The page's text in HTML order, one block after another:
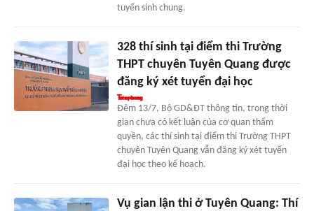
tuyển sinh chung.
328 thí sinh tại điểm thi Trường
THPT chuyên Tuyên Quang được
đăng ký xét tuyển đại học
Đêm 13/7, Bộ GD&ĐT thông tin, trong thời
gian chưa có kết luận của cơ quan thẩm
quyền, các thí sinh tại điểm thi Trường THPT
chuyên Tuyên Quang vẫn đăng ký xét tuyển
đại học theo kế hoạch.
Vụ gian lận thi ở Tuyên Quang: Thí